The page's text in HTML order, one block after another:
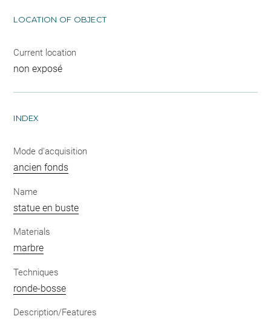
LOCATION OF OBJECT
Current location
non exposé
INDEX
Mode d'acquisition
ancien fonds
Name
statue en buste
Materials
marbre
Techniques
ronde-bosse
Description/Features